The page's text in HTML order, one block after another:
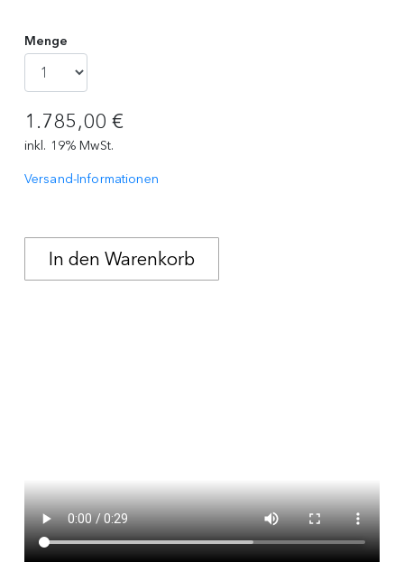
Menge
1.785,00 €
inkl. 19% MwSt.
Versand-Informationen